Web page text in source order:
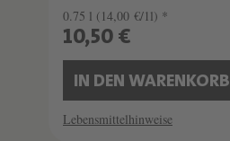
0.75 l (14,00 €/1l) *
10,50 €
IN DEN WARENKORB
Lebensmittelhinweise